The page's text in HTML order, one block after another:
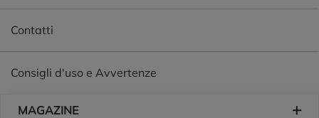
Contatti
Consigli d'uso e Avvertenze
MAGAZINE